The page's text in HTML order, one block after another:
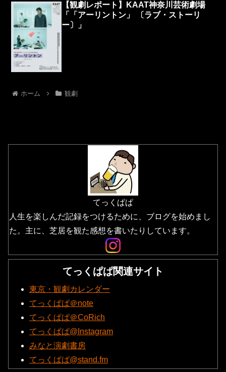
【観劇レポート】KAAT神奈川芸術劇場
「「アーリントン」 〔ラブ・ストーリ
ー〕」
ホーム 観劇
てっくぱぱ
人生を楽しんだ記録をつけるために、ブログを始めまし
た。主に、芝居を観た感想を書いたりしています。
てっくぱぱ関連サイト
東京・観劇カレンダー
てっくぱぱ＠note
てっくぱぱ＠CoRich
てっくぱぱ@Instagram
みなと演劇書房
てっくぱぱ@stand.fm